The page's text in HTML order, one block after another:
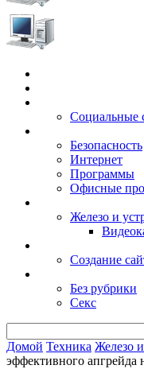
Социальные
Безопасность
Интернет
Программы
Офисные
Железо и
Создание
Без рубрики
Секс
Домой Техника Железо
эффективного апгрейда